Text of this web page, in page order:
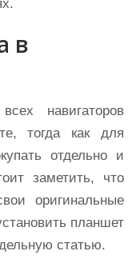
в
навигаторов
тогда как для
отдельно и
заметить, что
оригинальные
планшет
статью.